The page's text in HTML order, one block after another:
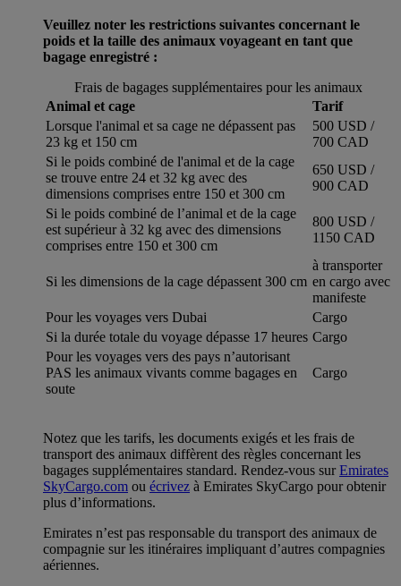
Veuillez noter les restrictions suivantes concernant le
poids et la taille des animaux voyageant en tant que
bagage enregistré :
Frais de bagages supplémentaires pour les animaux
Animal et cage
Tarif
Lorsque l'animal et sa cage ne dépassent pas
23 kg et 150 cm
500 USD /
700 CAD
Si le poids combiné de l'animal et de la cage
se trouve entre 24 et 32 kg avec des
dimensions comprises entre 150 et 300 cm
650 USD /
900 CAD
Si le poids combiné de l’animal et de la cage
est supérieur à 32 kg avec des dimensions
comprises entre 150 et 300 cm
800 USD /
1150 CAD
Si les dimensions de la cage dépassent 300 cm
à transporter
en cargo avec
manifeste
Pour les voyages vers Dubai
Cargo
Si la durée totale du voyage dépasse 17 heures Cargo
Pour les voyages vers des pays n’autorisant
PAS les animaux vivants comme bagages en
soute
Cargo
Notez que les tarifs, les documents exigés et les frais de
transport des animaux diffèrent des règles concernant les
bagages supplémentaires standard. Rendez-vous surEmirates
SkyCargo.com ou écrivez à Emirates SkyCargo pour obtenir
plus d’informations.
Emirates n’est pas responsable du transport des animaux de
compagnie sur les itinéraires impliquant d’autres compagnies
aériennes.